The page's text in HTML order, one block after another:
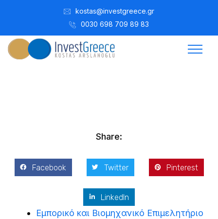
kostas@investgreece.gr
0030 698 709 89 83
Share:
Facebook Twitter Pinterest
LinkedIn
Εμπορικό και Βιομηχανικό Επιμελητήριο